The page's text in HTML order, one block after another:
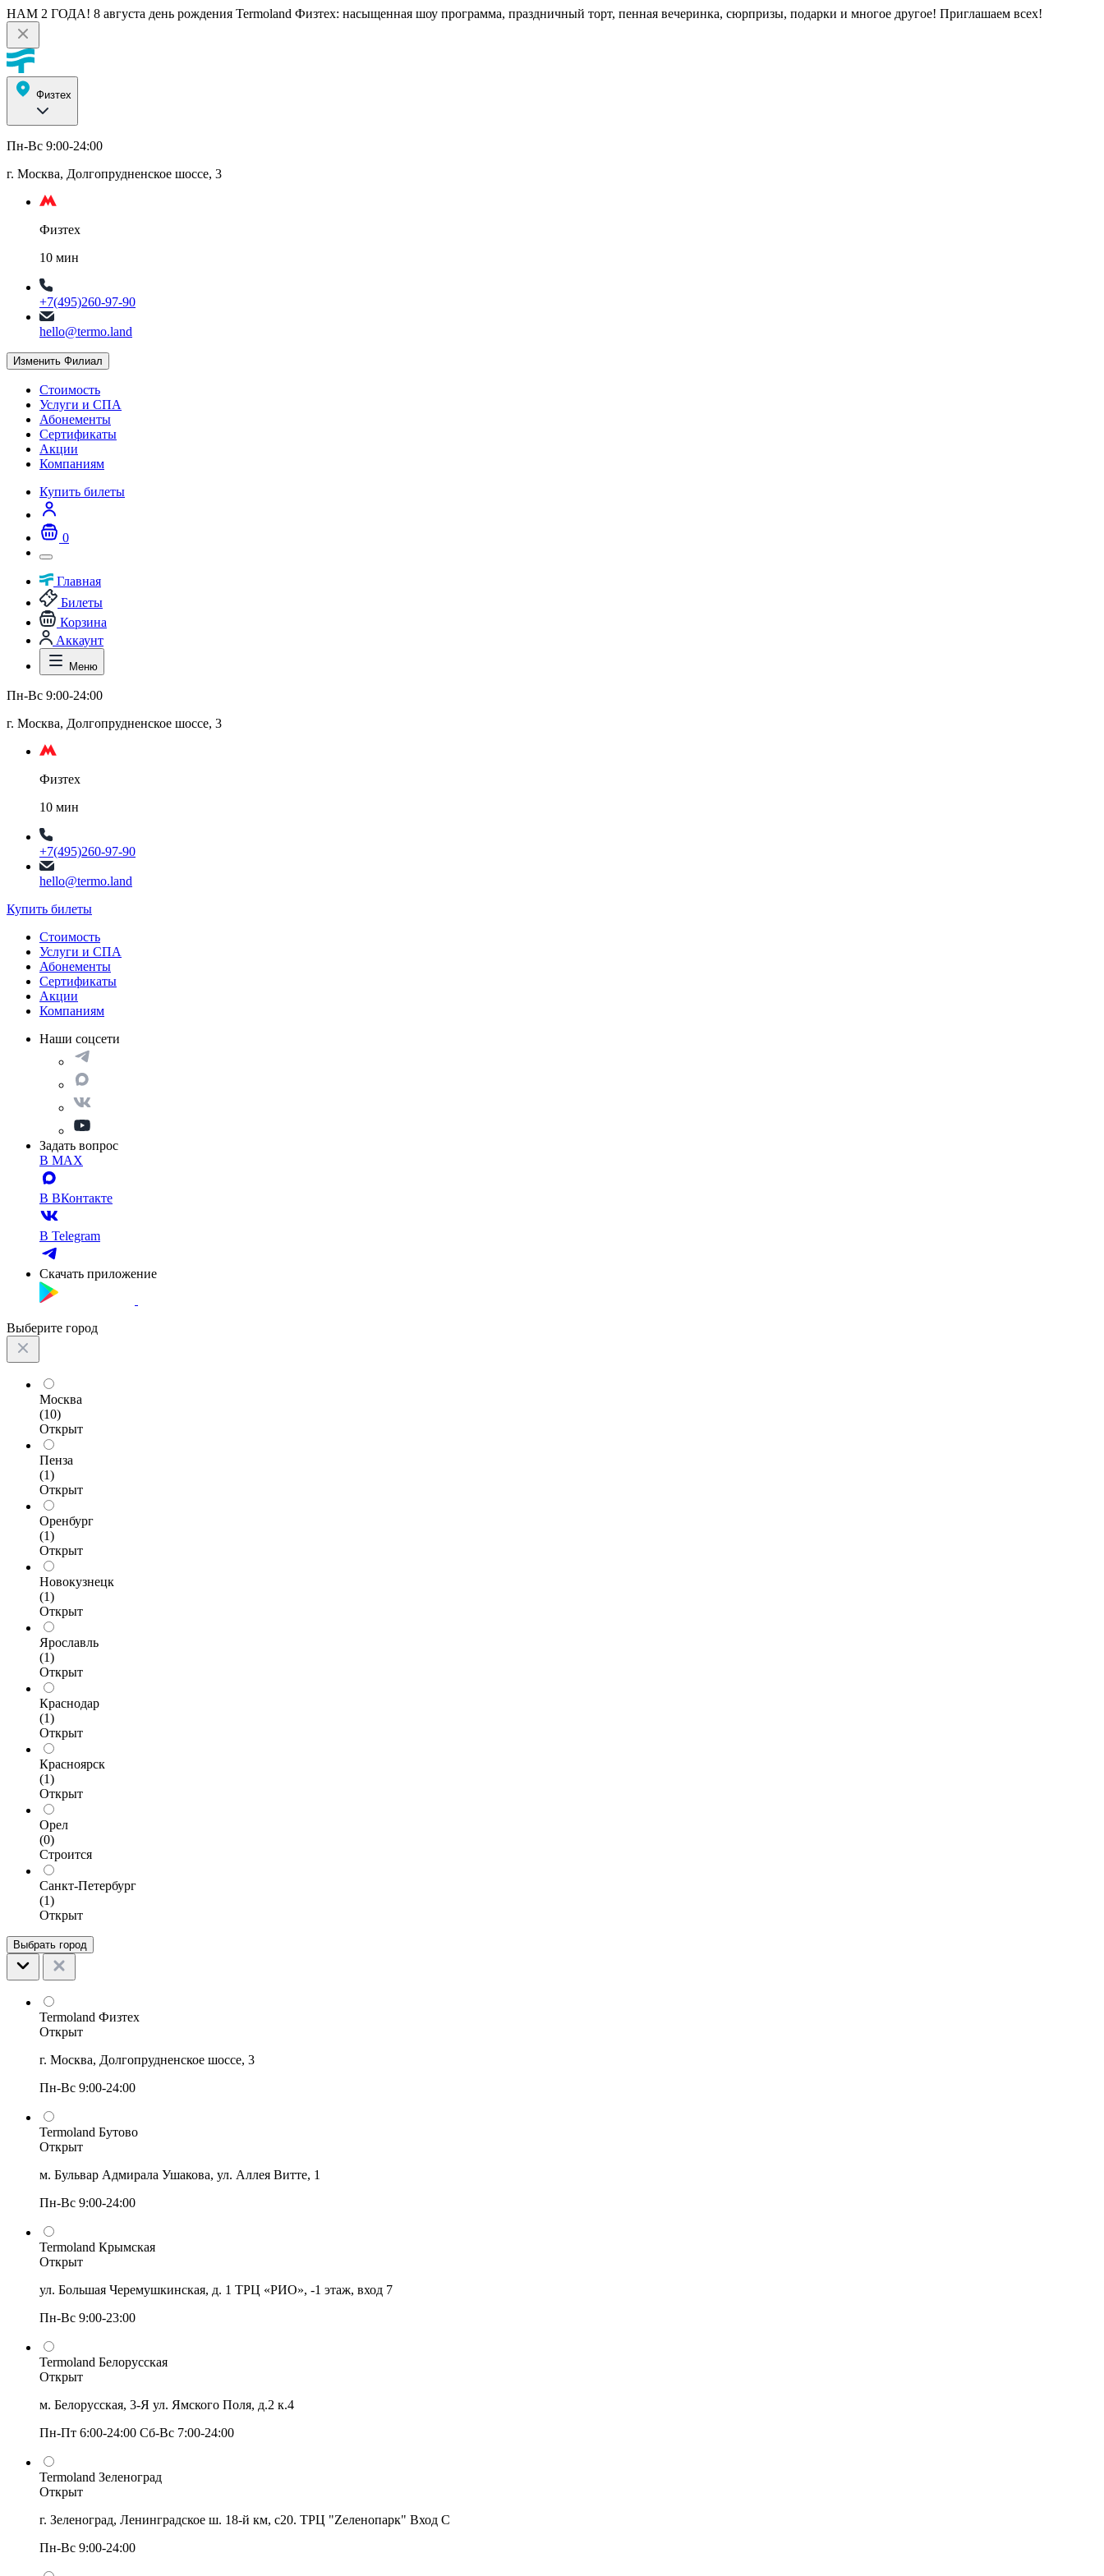
НАМ 2 ГОДА! 8 августа день рождения Termoland Физтех: насыщенная шоу программа, праздничный торт, пенная вечеринка, сюрпризы, подарки и многое другое! Приглашаем всех!
Физтех
Пн-Вс 9:00-24:00
г. Москва, Долгопрудненское шоссе, 3
Физтех
10 мин
+7(495)260-97-90
hello@termo.land
Изменить Филиал
Стоимость
Услуги и СПА
Абонементы
Сертификаты
Акции
Компаниям
Купить билеты
0
Главная
Билеты
Корзина
Аккаунт
Меню
Пн-Вс 9:00-24:00
г. Москва, Долгопрудненское шоссе, 3
Физтех
10 мин
+7(495)260-97-90
hello@termo.land
Купить билеты
Стоимость
Услуги и СПА
Абонементы
Сертификаты
Акции
Компаниям
Наши соцсети
Задать вопрос
В MAX
В ВКонтакте
В Telegram
Скачать приложение
Выберите город
Москва
(10)
Открыт
Пенза
(1)
Открыт
Оренбург
(1)
Открыт
Новокузнецк
(1)
Открыт
Ярославль
(1)
Открыт
Краснодар
(1)
Открыт
Красноярск
(1)
Открыт
Орел
(0)
Строится
Санкт-Петербург
(1)
Открыт
Выбрать город
Termoland Физтех
Открыт
г. Москва, Долгопрудненское шоссе, 3
Пн-Вс 9:00-24:00
Termoland Бутово
Открыт
м. Бульвар Адмирала Ушакова, ул. Аллея Витте, 1
Пн-Вс 9:00-24:00
Termoland Крымская
Открыт
ул. Большая Черемушкинская, д. 1 ТРЦ «РИО», -1 этаж, вход 7
Пн-Вс 9:00-23:00
Termoland Белорусская
Открыт
м. Белорусская, 3-Я ул. Ямского Поля, д.2 к.4
Пн-Пт 6:00-24:00 Сб-Вс 7:00-24:00
Termoland Зеленоград
Открыт
г. Зеленоград, Ленинградское ш. 18-й км, с20. ТРЦ "Zеленопарк" Вход С
Пн-Вс 9:00-24:00